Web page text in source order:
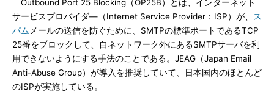
Outbound Port 25 Blocking（OP25B）とは、インターネット
サービスプロバイダ―（Internet Service Provider：ISP）が、
ス
パム メールの送信を防ぐために、SMTPの標準ポートであるTCP
25番をブロックして、自ネットワーク外にあるSMTPサーバを利
用できないようにする手法のことである。JEAG（Japan Email
Anti-Abuse Group）が導入を推奨していて、日本国内のほとんど
のISPが実施している。